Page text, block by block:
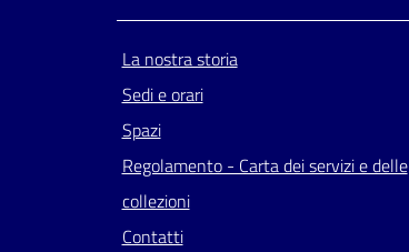
La nostra storia
Sedi e orari
Spazi
Regolamento - Carta dei servizi e delle
collezioni
Contatti